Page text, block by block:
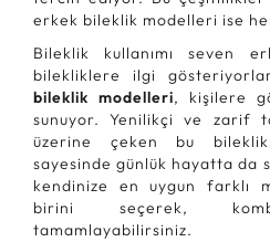
erkek bileklik modelleri ise
Bileklik kullanımı seven
bilekliklere ilgi
bileklik modelleri, kişilere
sunuyor. Yenilikçi ve zarif
üzerine çeken bu
sayesinde günlük hayatta da
kendinize en uygun farklı
birini seçerek,
tamamlayabilirsiniz.